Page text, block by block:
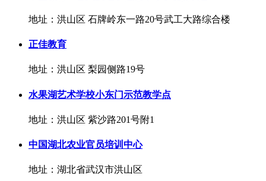
地址：洪山区 石牌岭东一路20号武工大路综合楼
正佳教育
地址：洪山区 梨园侧路19号
水果湖艺术学校小东门示范教学点
地址：洪山区 紫沙路201号附1
中国湖北农业官员培训中心
地址：湖北省武汉市洪山区